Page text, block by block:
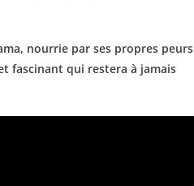
nourrie par ses propres peurs
fascinant qui restera à jamais